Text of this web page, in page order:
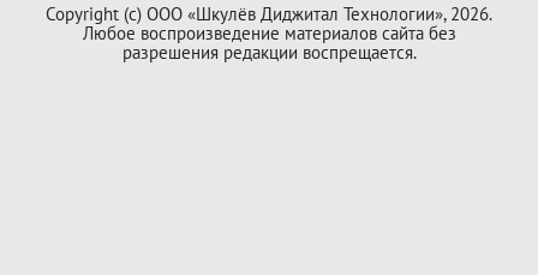
Copyright (с) ООО «Шкулёв Диджитал Технологии», 2026.
Любое воспроизведение материалов сайта без
разрешения редакции воспрещается.